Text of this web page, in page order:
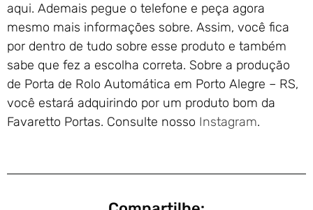
aqui. Ademais pegue o telefone e peça agora
mesmo mais informações sobre. Assim, você fica
por dentro de tudo sobre esse produto e também
sabe que fez a escolha correta. Sobre a produção
de Porta de Rolo Automática em Porto Alegre – RS,
você estará adquirindo por um produto bom da
Favaretto Portas. Consulte nosso Instagram.